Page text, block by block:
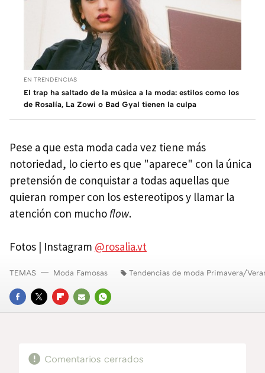
EN TRENDENCIAS
El trap ha saltado de la música a la moda: estilos como los
de Rosalía, La Zowi o Bad Gyal tienen la culpa
Pese a que esta moda cada vez tiene más
notoriedad, lo cierto es que "aparece" con la única
pretensión de conquistar a todas aquellas que
quieran romper con los estereotipos y llamar la
atención con mucho flow.
Fotos | Instagram @rosalia.vt
FACEBOOK
TWITTERFLIPBOARD
E-
WHATSAPP
TEMAS Moda Famosas Tendencias de moda Primavera/
Comentarios cerrados